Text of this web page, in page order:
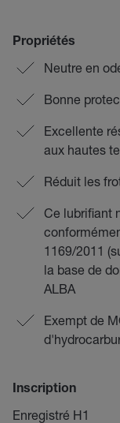
Propriétés
Neutre en
Bonne
Excellente
aux hautes
Réduit les
Ce lubrifiant
1169/2011
la base de
ALBA
Exempt de
Inscription
Enregistré H1